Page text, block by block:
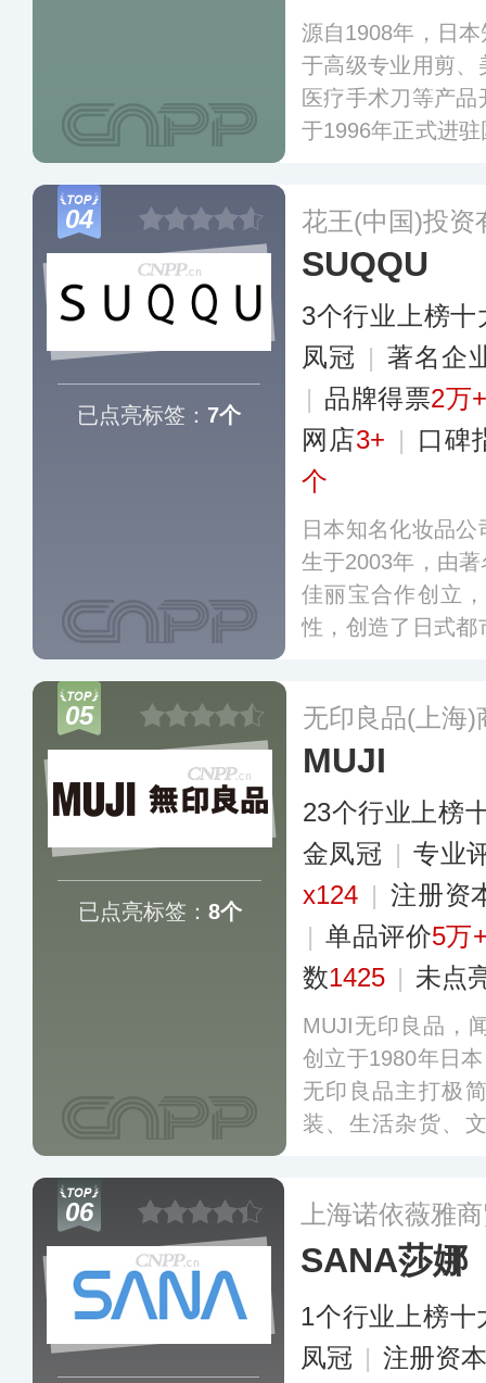
源自1908年，日
于高级专业用剪
医疗手术刀等产
于1996年正式进
更多
04
已点亮标签： 7个
花王(中国)投资
SUQQU
3个行业上榜十
凤冠 | 著名企
| 品牌得票2万+
网店3+ | 口碑
个
日本知名化妆品
生于2003年，由
佳丽宝合作创立
性，创造了日式
受欢迎。更多
05
已点亮标签： 8个
无印良品(上海)
MUJI
23个行业上榜
金凤冠 | 专业
x124 | 注册资
| 单品评价5万
数1425 | 未点
MUJI无印良品，
创立于1980年日
无印良品主打极
装、生活杂货、
国地区超数百家。
06 上海诺依薇雅
SANA莎娜
1个行业上榜十
凤冠 | 注册资